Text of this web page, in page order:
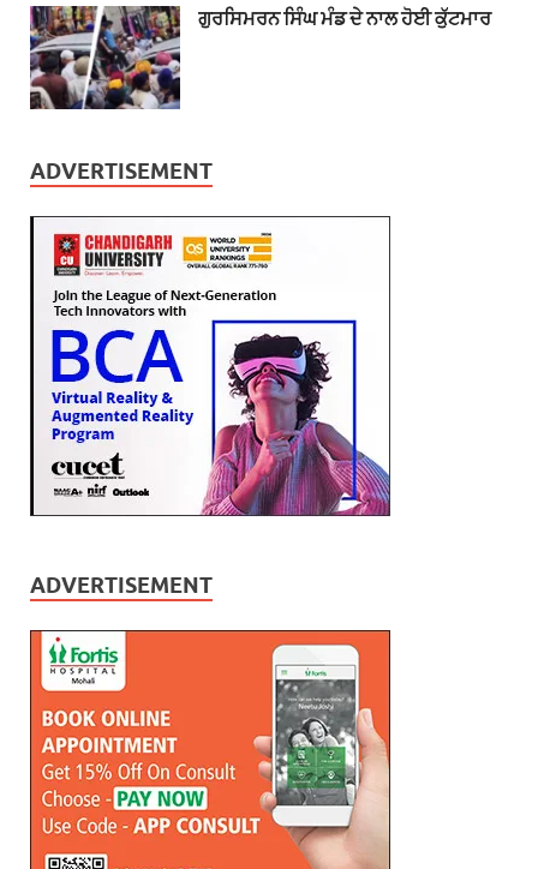
ਗੁਰਸਿਮਰਨ ਸਿੰਘ ਮੰਡ ਦੇ ਨਾਲ ਹੋਈ ਕੁੱਟਮਾਰ
ADVERTISEMENT
ADVERTISEMENT